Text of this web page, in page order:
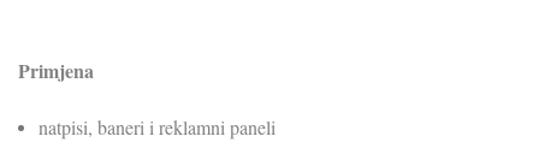
Primjena
natpisi, baneri i reklamni paneli